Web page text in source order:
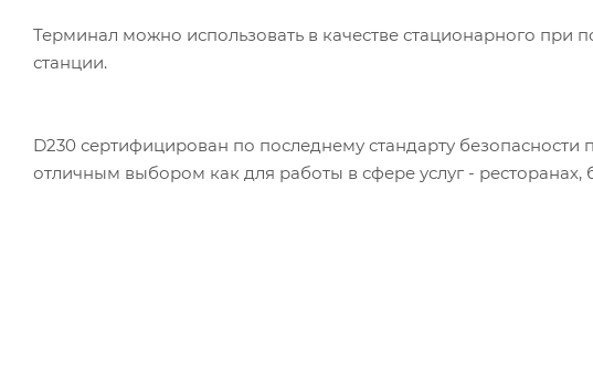
Терминал можно использовать в качестве стационарного при
станции.
D230 сертифицирован по последнему стандарту безопасности
отличным выбором как для работы в сфере услуг - ресторанах,